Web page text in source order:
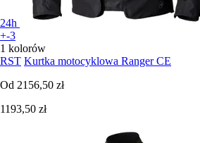
24h
+-3
1 kolorów
RST Kurtka motocyklowa Ranger CE
Od 2156,50 zł
1193,50 zł